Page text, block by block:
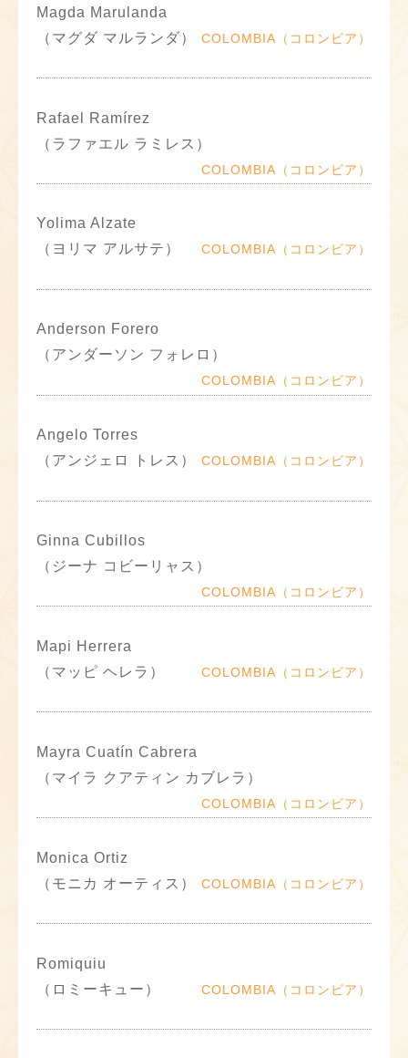
Magda Marulanda
（マグダ マルランダ）
COLOMBIA（コロンビア）
Rafael Ramírez
（ラファエル ラミレス）
COLOMBIA（コロンビア）
Yolima Alzate
（ヨリマ アルサテ）
COLOMBIA（コロンビア）
Anderson Forero
（アンダーソン フォレロ）
COLOMBIA（コロンビア）
Angelo Torres
（アンジェロ トレス）
COLOMBIA（コロンビア）
Ginna Cubillos
（ジーナ コビーリャス）
COLOMBIA（コロンビア）
Mapi Herrera
（マッピ ヘレラ）
COLOMBIA（コロンビア）
Mayra Cuatín Cabrera
（マイラ クアティン カブレラ）
COLOMBIA（コロンビア）
Monica Ortiz
（モニカ オーティス）
COLOMBIA（コロンビア）
Romiquiu
（ロミーキュー）
COLOMBIA（コロンビア）